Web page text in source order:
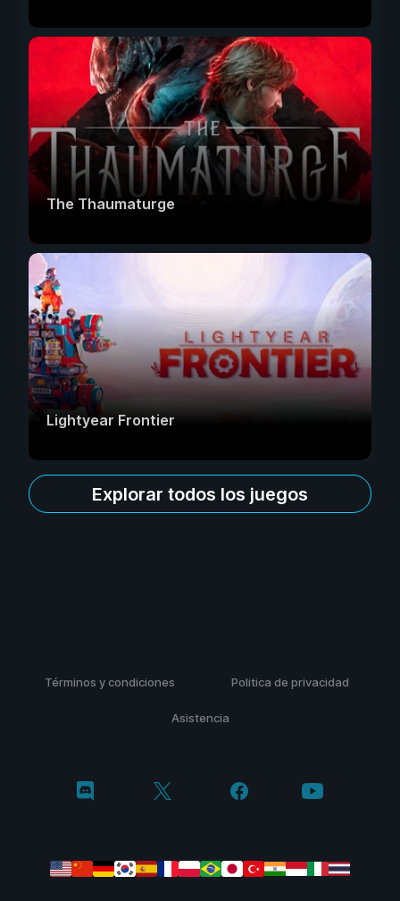
The Thaumaturge
Lightyear Frontier
Explorar todos los juegos
Términos y condiciones Politica de privacidad
Asistencia